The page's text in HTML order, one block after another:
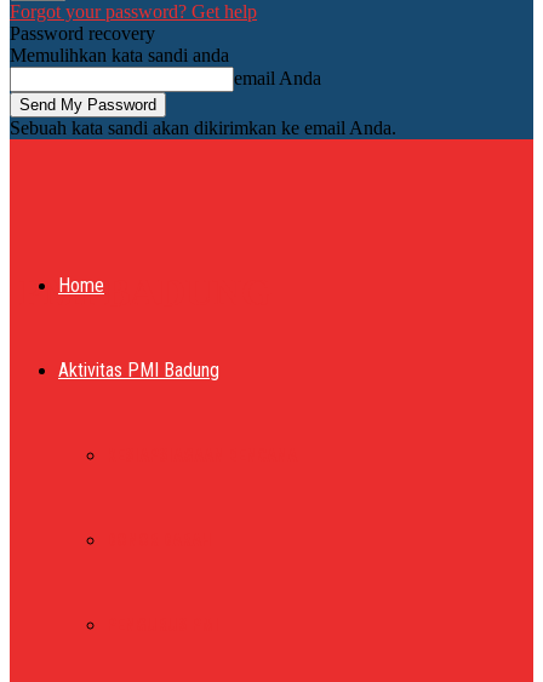
Forgot your password? Get help
Password recovery
Memulihkan kata sandi anda
email Anda
Sebuah kata sandi akan dikirimkan ke email Anda.
PMI BADUNG
Home
Aktivitas PMI Badung